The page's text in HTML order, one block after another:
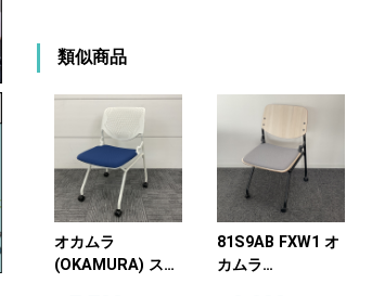
類似商品
オカムラ
(OKAMURA) スタ
81S9AB FXW1 オ
カムラ